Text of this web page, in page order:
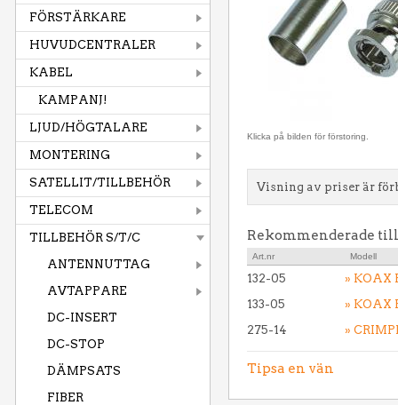
FÖRSTÄRKARE
HUVUDCENTRALER
KABEL
KAMPANJ!
LJUD/HÖGTALARE
MONTERING
SATELLIT/TILLBEHÖR
TELECOM
TILLBEHÖR S/T/C
ANTENNUTTAG
AVTAPPARE
DC-INSERT
DC-STOP
DÄMPSATS
FIBER
Klicka på bilden för förstoring.
Visning av priser är
Rekommenderade
Art.nr Modell
132-05
» KOAX
133-05
» KOAX
275-14
»
Tipsa en vän